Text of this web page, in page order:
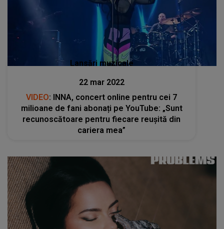
Lansări muzicale
22 mar 2022
VIDEO: INNA, concert online pentru cei 7
milioane de fani abonați pe YouTube: „Sunt
recunoscătoare pentru fiecare reușită din
cariera mea”